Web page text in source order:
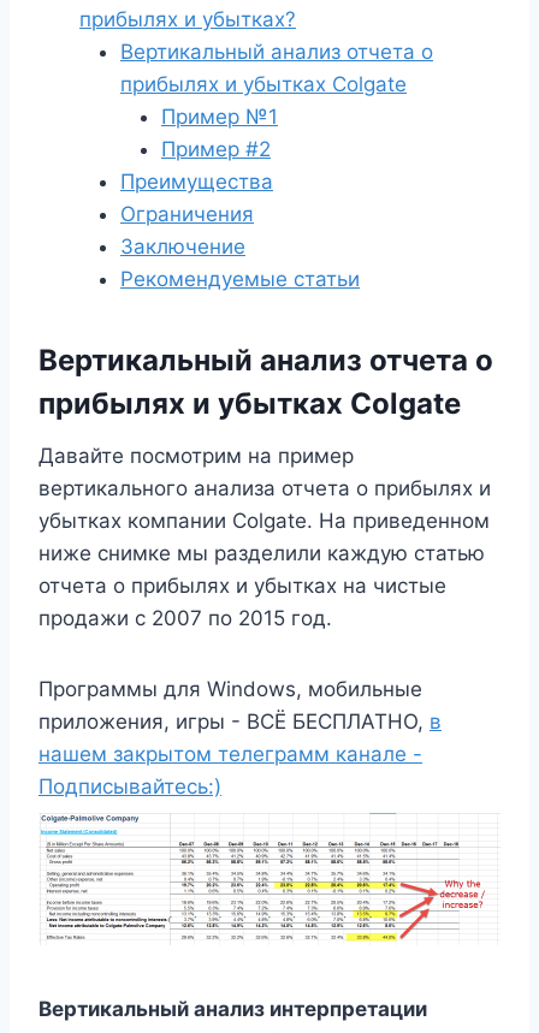
прибылях и убытках?
Вертикальный анализ отчета о
прибылях и убытках Colgate
Пример №1
Пример #2
Преимущества
Ограничения
Заключение
Рекомендуемые статьи
Вертикальный анализ отчета о
прибылях и убытках Colgate
Давайте посмотрим на пример
вертикального анализа отчета о прибылях и
убытках компании Colgate. На приведенном
ниже снимке мы разделили каждую статью
отчета о прибылях и убытках на чистые
продажи с 2007 по 2015 год.
Программы для Windows, мобильные
приложения, игры - ВСЁ БЕСПЛАТНО, в
нашем закрытом телеграмм канале -
Подписывайтесь:)
Вертикальный анализ интерпретации